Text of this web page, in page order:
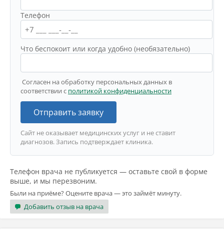
Телефон
Что беспокоит или когда удобно (необязательно)
Согласен на обработку персональных данных в
соответствии с политикой конфиденциальности
Отправить заявку
Сайт не оказывает медицинских услуг и не ставит
диагнозов. Запись подтверждает клиника.
Телефон врача не публикуется — оставьте свой в форме
выше, и мы перезвоним.
Были на приёме? Оцените врача — это займёт минуту.
Добавить отзыв на врача